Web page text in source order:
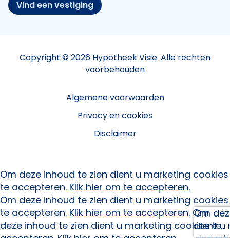
Vind een vestiging
Copyright © 2026 Hypotheek Visie. Alle rechten
voorbehouden
Algemene voorwaarden
Privacy en cookies
Disclaimer
Om
dient u
Om deze inhoud te zien dient u marketing cookies
te accepteren. Klik hier om te accepteren.
Om deze inhoud te zien dient u marketing cookies
te accepteren. Klik hier om te accepteren. Om
deze inhoud te zien dient u marketing cookies te